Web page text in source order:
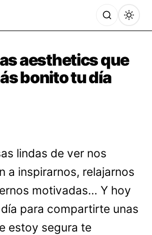
aesthetics que
bonito tu día
lindas de ver nos
a inspirarnos, relajarnos
motivadas… Y hoy
para compartirte unas
estoy segura te